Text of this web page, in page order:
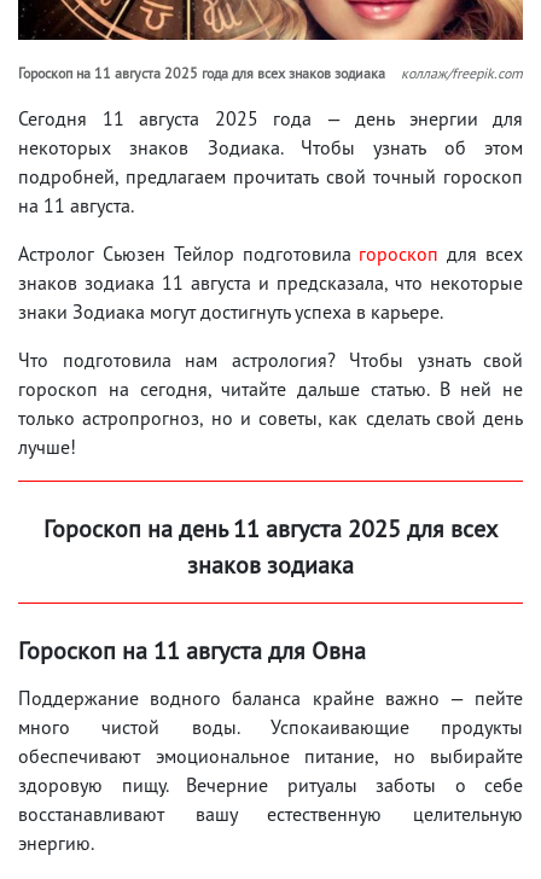
Гороскоп на 11 августа 2025 года для всех знаков зодиака коллаж/freepik.com
Сегодня 11 августа 2025 года — день энергии для
некоторых знаков Зодиака. Чтобы узнать об этом
подробней, предлагаем прочитать свой точный гороскоп
на 11 августа.
Астролог Сьюзен Тейлор подготовила гороскоп для всех
знаков зодиака 11 августа и предсказала, что некоторые
знаки Зодиака могут достигнуть успеха в карьере.
Что подготовила нам астрология? Чтобы узнать свой
гороскоп на сегодня, читайте дальше статью. В ней не
только астропрогноз, но и советы, как сделать свой день
лучше!
Гороскоп на день 11 августа 2025 для всех
знаков зодиака
Гороскоп на 11 августадля Овна
Поддержание водного баланса крайне важно — пейте
много чистой воды. Успокаивающие продукты
обеспечивают эмоциональное питание, но выбирайте
здоровую пищу. Вечерние ритуалы заботы о себе
восстанавливают вашу естественную целительную
энергию.